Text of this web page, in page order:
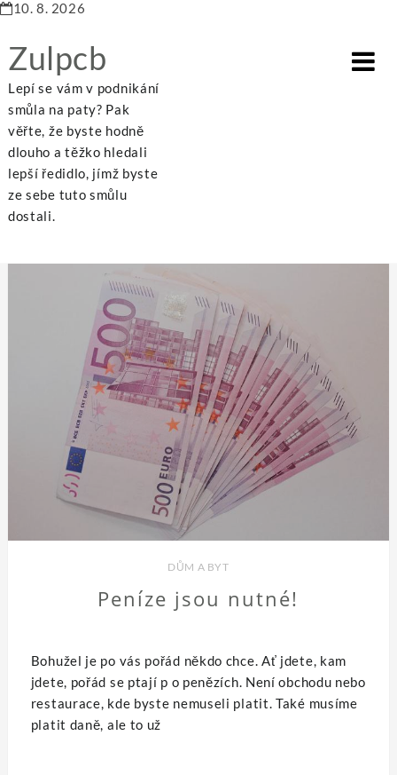
10. 8. 2026
Zulpcb
Lepí se vám v podnikání
smůla na paty? Pak
věřte, že byste hodně
dlouho a těžko hledali
lepší ředidlo, jímž byste
ze sebe tuto smůlu
dostali.
Rubrika:
DŮM A BYT
Peníze jsou nutné!
Bohužel je po vás pořád někdo chce. Ať jdete, kam
jdete, pořád se ptají p o penězích. Není obchodu nebo
restaurace, kde byste nemuseli platit. Také musíme
platit daně, ale to už